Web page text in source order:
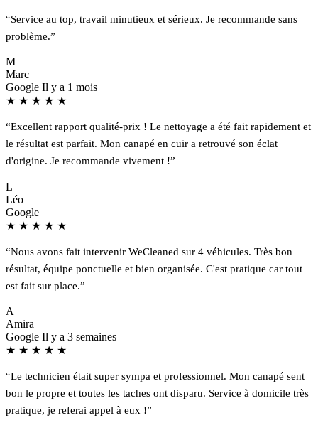
“Service au top, travail minutieux et sérieux. Je recommande sans
problème.”
M
Marc
Google Il y a 1 mois
★ ★ ★ ★ ★
“Excellent rapport qualité-prix ! Le nettoyage a été fait rapidement et
le résultat est parfait. Mon canapé en cuir a retrouvé son éclat
d'origine. Je recommande vivement !”
L
Léo
Google
★ ★ ★ ★ ★
“Nous avons fait intervenir WeCleaned sur 4 véhicules. Très bon
résultat, équipe ponctuelle et bien organisée. C'est pratique car tout
est fait sur place.”
A
Amira
Google Il y a 3 semaines
★ ★ ★ ★ ★
“Le technicien était super sympa et professionnel. Mon canapé sent
bon le propre et toutes les taches ont disparu. Service à domicile très
pratique, je referai appel à eux !”